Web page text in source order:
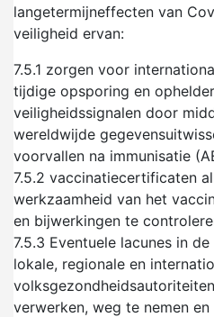
langetermijneffecten van
veiligheid ervan:
7.5.1 zorgen voor
tijdige opsporing en
veiligheidssignalen door
wereldwijde
voorvallen na immunisatie
7.5.2 vaccinatiecertificaten
werkzaamheid van het
en bijwerkingen te
7.5.3 Eventuele lacunes in
lokale, regionale en
verwerken, weg te nemen